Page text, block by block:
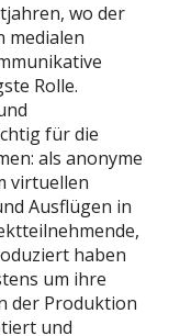
wo der
medialen
Rolle.
für die
als anonyme
virtuellen
Ausflügen in
haben
um ihre
der Produktion
und